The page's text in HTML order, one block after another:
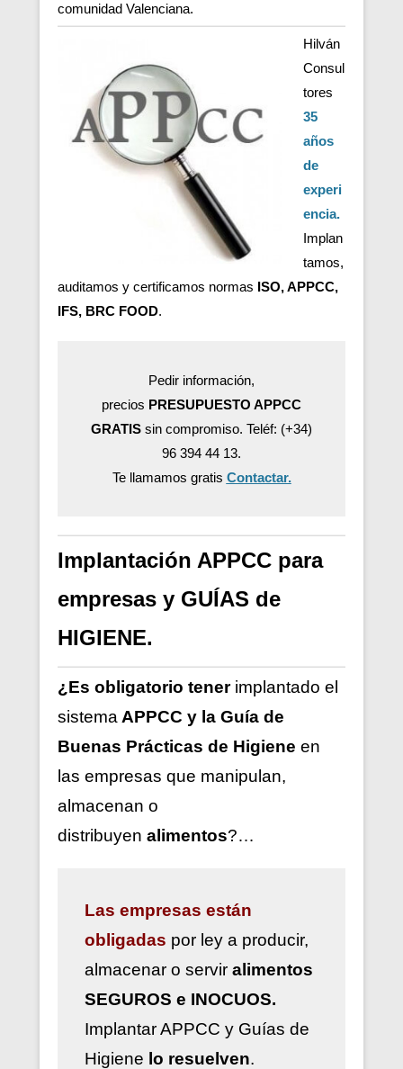
comunidad Valenciana.
Hilván
Consul
tores
35
años
de
experi
encia.
Implan
tamos,
auditamos y certificamos normas ISO, APPCC,
IFS, BRC FOOD.
Pedir información,
precios PRESUPUESTO APPCC
GRATIS sin compromiso. Teléf: (+34)
96 394 44 13.
Te llamamos gratis Contactar.
Implantación APPCC para
empresas y GUÍAS de
HIGIENE.
¿Es obligatorio tener implantado el
sistema APPCC y la Guía de
Buenas Prácticas de Higiene en
las empresas que manipulan,
almacenan o
distribuyen alimentos?…
Las empresas están
obligadas por ley a producir,
almacenar o servir alimentos
SEGUROS e INOCUOS.
ImplantarAPPCC y Guías de
Higiene lo resuelven.